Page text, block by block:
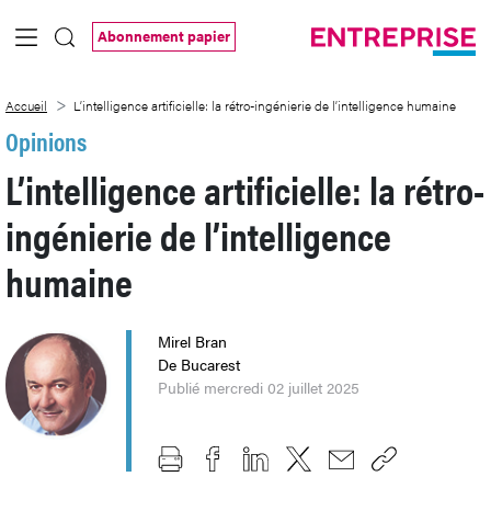
Saut au contenu principal
Abonnement papier
Accueil L’intelligence artificielle: la rétro-ingénierie de l’intelligence humaine
Opinions
L’intelligence artificielle: la rétro-
ingénierie de l’intelligence
humaine
Mirel Bran
De Bucarest
Publié mercredi 02 juillet 2025